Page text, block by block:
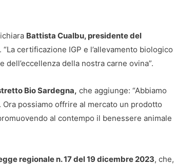
Battista Cualbu, presidente del
. “La certificazione IGP e l’allevamento biologico
della nostra carne ovina”.
Bio Sardegna, che aggiunge: “Abbiamo
possiamo offrire al mercato un prodotto
al contempo il benessere animale
regionale n. 17 del 19 dicembre 2023, che,